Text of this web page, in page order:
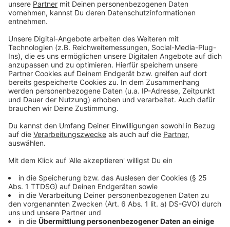
Um die NRW-Schulen mit dem neuen verbindlichen
Regelwerk zu unterstützen, werde das Ministerium
erstmals eine exemplarische Handy-Ordnung und
Leitlinien zur Verfügung stellen, teilte die Behörde mit.
In den Abstimmungsprozess sollten alle am
Schulleben Beteiligten einbezogen werden: neben
Schülern, Lehrern, Eltern etwa auch Sozialarbeiter. "Die
endgültige Entscheidung über die Schulordnung trifft
die Schulkonferenz."
Anzeige
beachten
Anzeige